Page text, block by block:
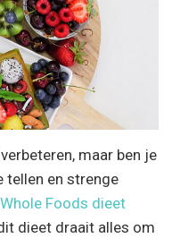
maar ben je
tellen en strenge
Whole Foods dieet
dieet draait alles om